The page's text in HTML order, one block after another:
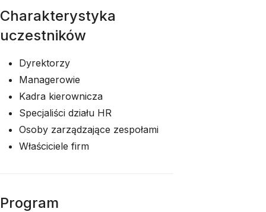
Charakterystyka
uczestników
Dyrektorzy
Managerowie
Kadra kierownicza
Specjaliści działu HR
Osoby zarządzające zespołami
Właściciele firm
Program